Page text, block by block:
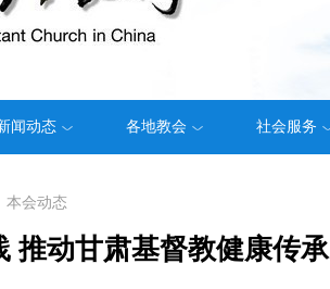
闻动态 各地教会 社会服务
本会动态
推动甘肃基督教健康传承